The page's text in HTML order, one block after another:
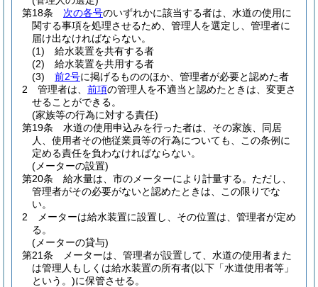
第18条
次の各号のいずれかに該当する者は、水道の使用に
関する事項を処理させるため、管理人を選定し、管理者に
届け出なければならない。
(1)
給水装置を共有する者
(2)
給水装置を共用する者
(3)
前2号に掲げるもののほか、管理者が必要と認めた者
2
管理者は、 前項の管理人を不適当と認めたときは、変更さ
せることができる。
(家族等の行為に対する責任)
第19条
水道の使用申込みを行った者は、その家族、同居
人、使用者その他従業員等の行為についても、この条例に
定める責任を負わなければならない。
(メーターの設置)
第20条
給水量は、市のメーターにより計量する。 ただし、
管理者がその必要がないと認めたときは、この限りでな
い。
2
メーターは給水装置に設置し、その位置は、管理者が定め
る。
(メーターの貸与)
第21条
メーターは、管理者が設置して、水道の使用者また
は管理人もしくは給水装置の所有者(以下「水道使用者等」
という。)に保管させる。